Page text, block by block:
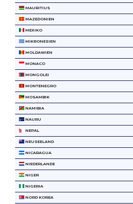
MAURITIUS
MAZEDONIEN
MEXIKO
MIKRONESIEN
MOLDAWIEN
MONACO
MONGOLEI
MONTENEGRO
MOSAMBIK
NAMIBIA
NAURU
NEPAL
NEUSEELAND
NICARAGUA
NIEDERLANDE
NIGER
NIGERIA
NORD KOREA